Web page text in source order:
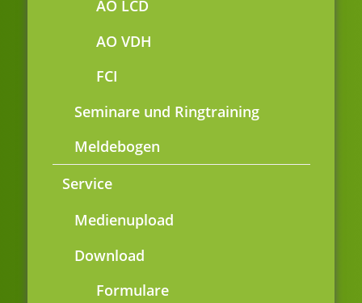
AO LCD
AO VDH
FCI
Seminare und Ringtraining
Meldebogen
Service
Medienupload
Download
Formulare